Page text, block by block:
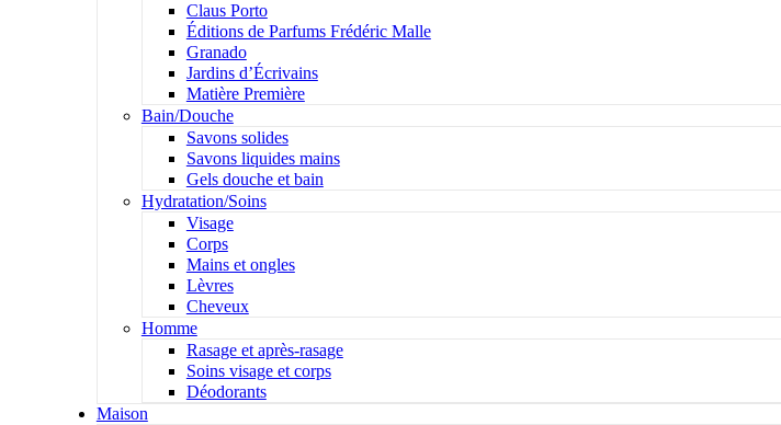
Claus Porto
Éditions de Parfums Frédéric Malle
Granado
Jardins d’Écrivains
Matière Première
Bain/Douche
Savons solides
Savons liquides mains
Gels douche et bain
Hydratation/Soins
Visage
Corps
Mains et ongles
Lèvres
Cheveux
Homme
Rasage et après-rasage
Soins visage et corps
Déodorants
Maison